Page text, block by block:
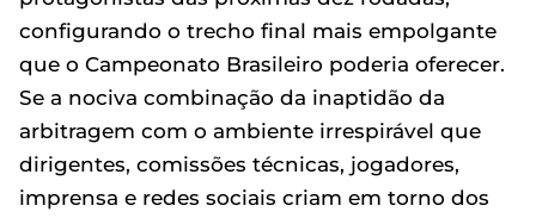
configurando o trecho final mais empolgante
que o Campeonato Brasileiro poderia oferecer.
Se a nociva combinação da inaptidão da
arbitragem com o ambiente irrespirável que
dirigentes, comissões técnicas, jogadores,
imprensa e redes sociais criam em torno dos